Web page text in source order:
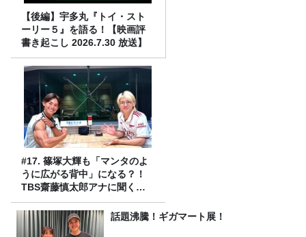
【後編】宇多丸『トイ・スト
ーリー５』を語る！【映画評
書き起こし 2026.7.30 放送】
#17. 篠塚大輝も「マンタのよ
うに広がる背中」になる？！
TBS齋藤慎太郎アナに聞くメ
ンズフィジークの魅力！！
話題沸騰！ギガマート展！